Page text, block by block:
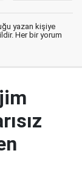
yazan kişiye
Her bir yorum